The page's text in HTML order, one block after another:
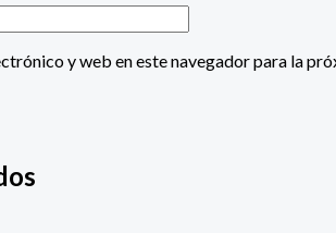
y web en este navegador para la